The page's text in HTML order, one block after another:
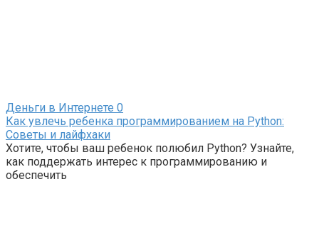
Деньги в Интернете 0
Как увлечь ребенка программированием на Python:
Советы и лайфхаки
Хотите, чтобы ваш ребенок полюбил Python? Узнайте,
как поддержать интерес к программированию и
обеспечить